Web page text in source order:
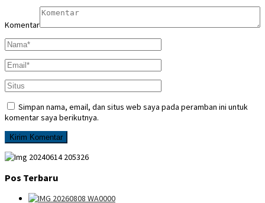
Komentar
Simpan nama, email, dan situs web saya pada peramban ini untuk
komentar saya berikutnya.
Pos Terbaru